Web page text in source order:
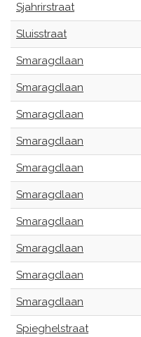
Sjahrirstraat
Sluisstraat
Smaragdlaan
Smaragdlaan
Smaragdlaan
Smaragdlaan
Smaragdlaan
Smaragdlaan
Smaragdlaan
Smaragdlaan
Smaragdlaan
Smaragdlaan
Spieghelstraat